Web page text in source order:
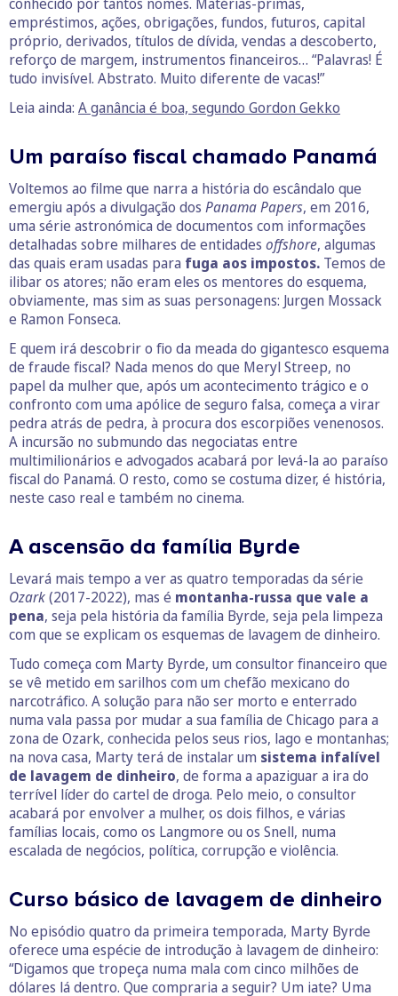
empréstimos, ações, obrigações, fundos, futuros, capital
próprio, derivados, títulos de dívida, vendas a descoberto,
reforço de margem, instrumentos financeiros… “Palavras! É
tudo invisível. Abstrato. Muito diferente de vacas!”
Leia ainda: A ganância é boa, segundo Gordon Gekko
Um paraíso fiscal chamado Panamá
Voltemos ao filme que narra a história do escândalo que
emergiu após a divulgação dos Panama Papers, em 2016,
uma série astronómica de documentos com informações
detalhadas sobre milhares de entidades offshore, algumas
das quais eram usadas para fuga aos impostos. Temos de
ilibar os atores; não eram eles os mentores do esquema,
obviamente, mas sim as suas personagens: Jurgen Mossack
e Ramon Fonseca.
E quem irá descobrir o fio da meada do gigantesco esquema
de fraude fiscal? Nada menos do que Meryl Streep, no
papel da mulher que, após um acontecimento trágico e o
confronto com uma apólice de seguro falsa, começa a virar
pedra atrás de pedra, à procura dos escorpiões venenosos.
A incursão no submundo das negociatas entre
multimilionários e advogados acabará por levá-la ao paraíso
fiscal do Panamá. O resto, como se costuma dizer, é história,
neste caso real e também no cinema.
A ascensão da família Byrde
Levará mais tempo a ver as quatro temporadas da série
Ozark(2017-2022), mas é montanha-russa que vale a
pena, seja pela história da família Byrde, seja pela limpeza
com que se explicam os esquemas de lavagem de dinheiro.
Tudo começa com Marty Byrde, um consultor financeiro que
se vê metido em sarilhos com um chefão mexicano do
narcotráfico. A solução para não ser morto e enterrado
numa vala passa por mudar a sua família de Chicago para a
zona de Ozark, conhecida pelos seus rios, lago e montanhas;
na nova casa, Marty terá de instalar um sistema infalível
de lavagem de dinheiro, de forma a apaziguar a ira do
terrível líder do cartel de droga. Pelo meio, o consultor
acabará por envolver a mulher, os dois filhos, e várias
famílias locais, como os Langmore ou os Snell, numa
escalada de negócios, política, corrupção e violência.
Curso básico de lavagem de dinheiro
No episódio quatro da primeira temporada, Marty Byrde
oferece uma espécie de introdução à lavagem de dinheiro:
“Digamos que tropeça numa mala com cinco milhões de
dólares lá dentro. Que compraria a seguir? Um iate? Uma